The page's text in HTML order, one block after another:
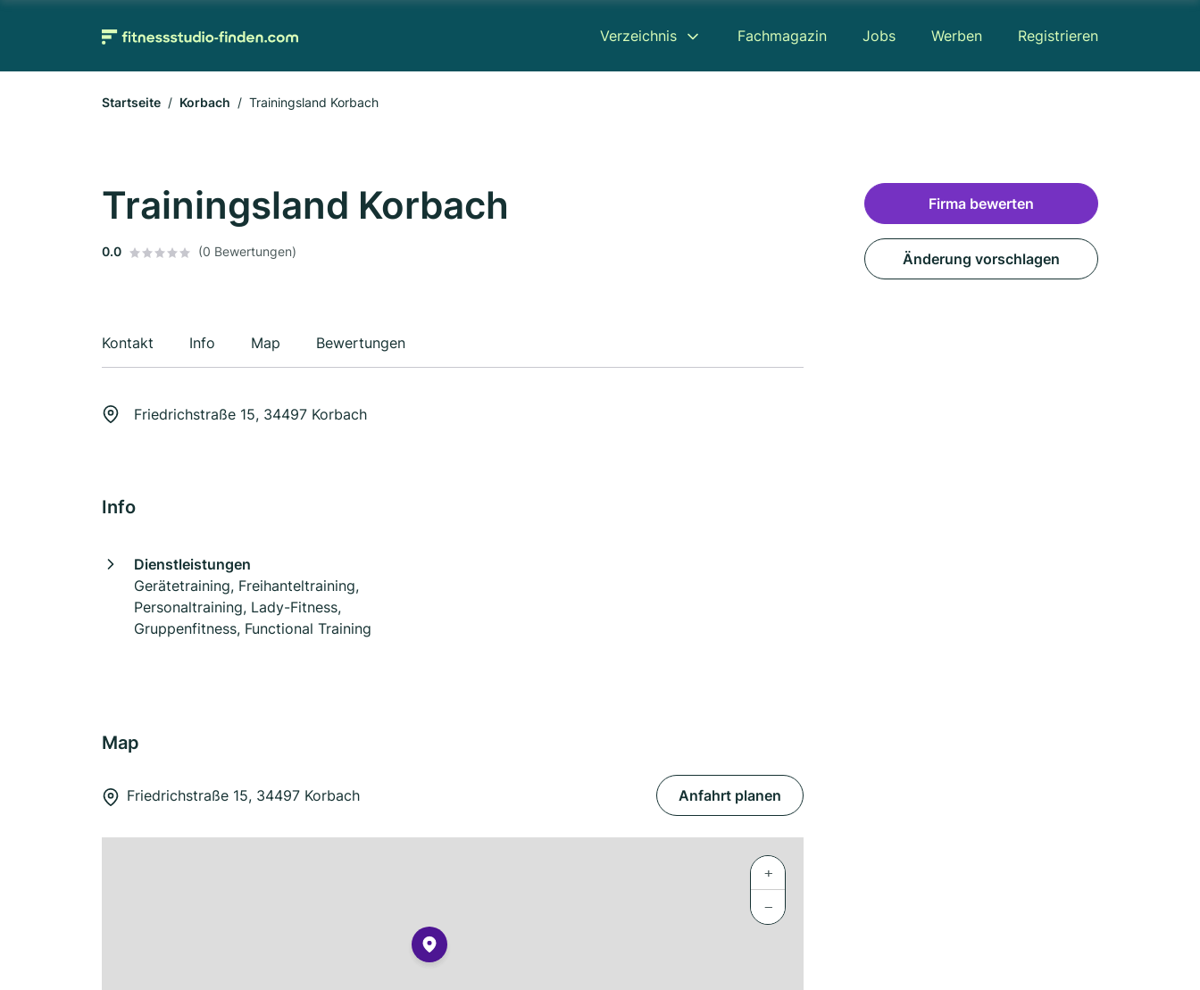
Verzeichnis Fachmagazin Jobs Werben Registrieren
Startseite Korbach Trainingsland Korbach
Trainingsland Korbach
0.0 (0 Bewertungen)
Kontakt Info Map Bewertungen
Friedrichstraße 15, 34497 Korbach
Info
Dienstleistungen
Gerätetraining, Freihanteltraining,
Personaltraining, Lady-Fitness,
Gruppenfitness, Functional Training
Map
Friedrichstraße 15, 34497 Korbach Anfahrt planen
+
−
Firma bewerten
Änderung vorschlagen